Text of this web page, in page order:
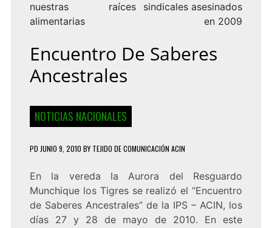
nuestras raíces
alimentarias
sindicales asesinados
en 2009
Encuentro De Saberes
Ancestrales
NOTICIAS NACIONALES
PD JUNIO 9, 2010 BY TEJIDO DE COMUNICACIÓN ACIN
En la vereda la Aurora del Resguardo
Munchique los Tigres se realizó el “Encuentro
de Saberes Ancestrales” de la IPS – ACIN, los
días 27 y 28 de mayo de 2010. En este